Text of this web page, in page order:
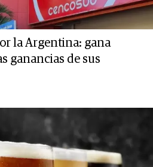
la Argentina: gana
ganancias de sus